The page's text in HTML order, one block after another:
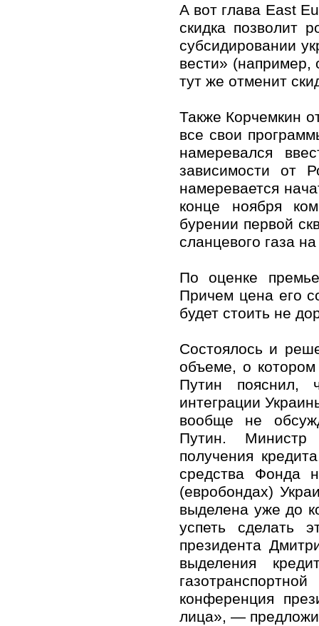
А вот глава East
скидка позволит
субсидировании
вести» (например,
тут же отменит
Также Корчемкин
все свои
намеревался
зависимости от
намеревается
конце ноября
бурении первой
сланцевого газа
По оценке
Причем цена его
будет стоить не
Состоялось и
объеме, о
Путин пояснил,
интеграции
вообще не
Путин. Министр
получения
средства Фонда
(евробондах)
выделена уже до
успеть сделать
президента
выделения
конференция
лица», —